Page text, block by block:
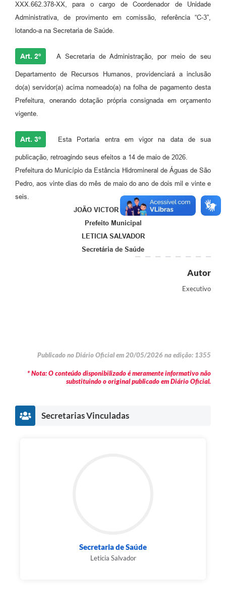
XXX.662.378-XX, para o cargo de Coordenador de Unidade
Administrativa, de provimento em comissão, referência “C-3”,
lotando-a na Secretaria de Saúde.
Art. 2º A Secretaria de Administração, por meio de seu
Departamento de Recursos Humanos, providenciará a inclusão
do(a) servidor(a) acima nomeado(a) na folha de pagamento desta
Prefeitura, onerando dotação própria consignada em orçamento
vigente.
Art. 3º Esta Portaria entra em vigor na data de sua
publicação, retroagindo seus efeitos a 14 de maio de 2026.
Prefeitura do Município da Estância Hidromineral de Águas de São
Pedro, aos vinte dias do mês de maio do ano de dois mil e vinte e
seis.
JOÃO VICTOR BARBOZA
Prefeito Municipal
LETICIA SALVADOR
Secretária de Saúde
Autor
Executivo
Publicado no Diário Oficial em 20/05/2026 na edição: 1355
* Nota: O conteúdo disponibilizado é meramente informativo não
substituindo o original publicado em Diário Oficial.
Secretarias Vinculadas
Secretaria de Saúde
Leticia Salvador